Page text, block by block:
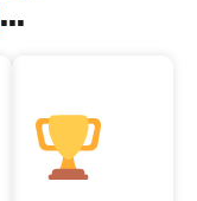
...